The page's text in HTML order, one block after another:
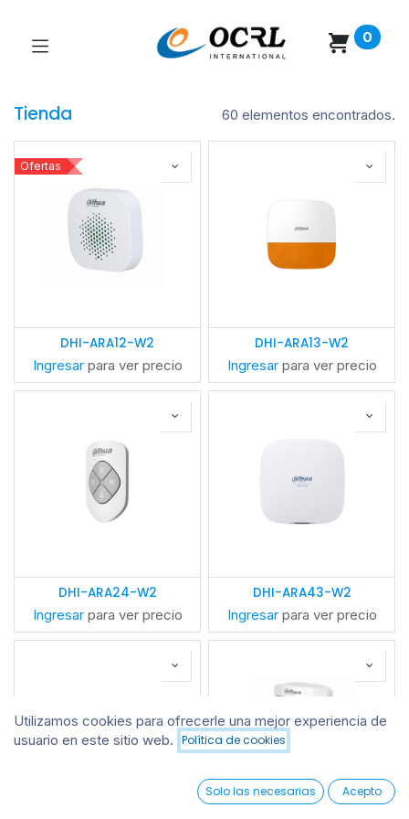
Filtros Destacado
0
Wishlist Account
0
Tienda 60 elementos encontrados.
Ofertas
DHI-ARA12-W2
Ingresar para ver precio
DHI-ARA13-W2
Ingresar para ver precio
DHI-ARA24-W2
Ingresar para ver precio
DHI-ARA43-W2
Ingresar para ver precio
Utilizamos cookies para ofrecerle una mejor experiencia de
usuario en este sitio web. Política de cookies
Solo las necesarias Acepto